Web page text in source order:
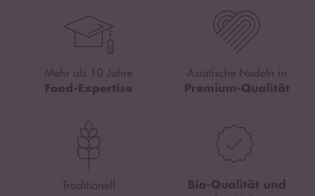
davon Zucker
0,03 g
Weizenmehl*.
*aus kontrolliert biologischem Anbau mit der Kontrollnummer NL-